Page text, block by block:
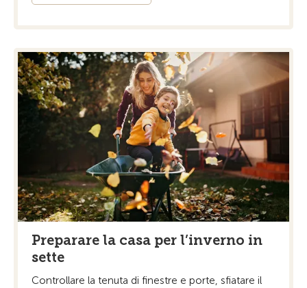
Preparare la casa per l’inverno in
sette
Controllare la tenuta di finestre e porte, sfiatare il